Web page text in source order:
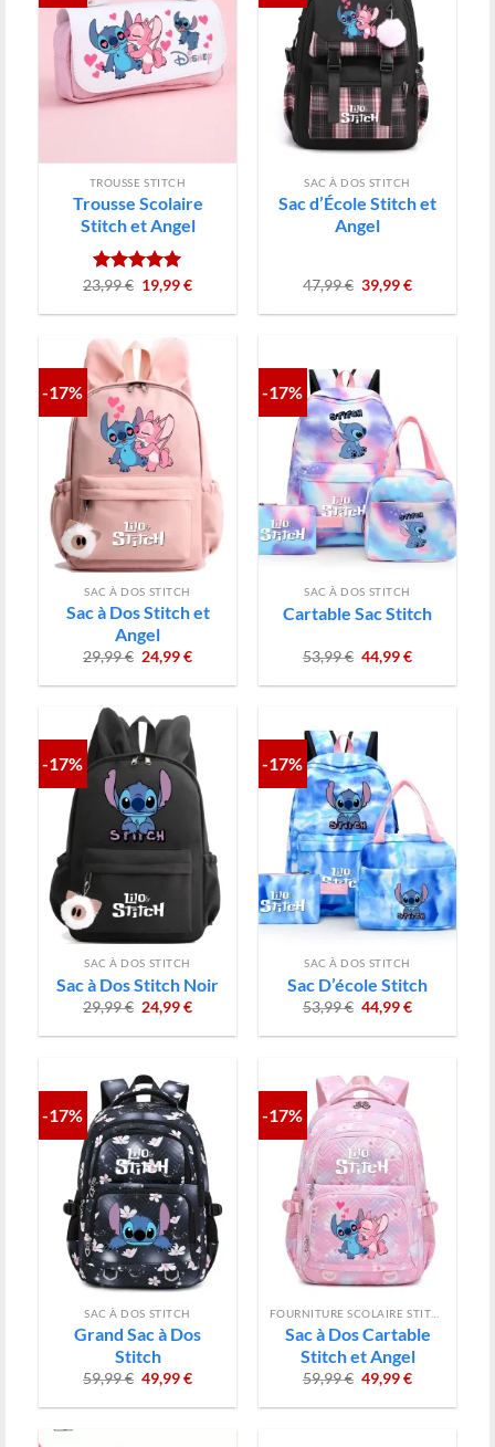
TROUSSE STITCH
Trousse Scolaire
Stitch et Angel
Note 5.00
23,99€ Le
prix
initial
23,99 €.
19,99€Le
actuel
SAC À DOS STITCH
Sac d’École Stitch et
Angel
47,99€ Le
prix
initial
39,99€Le
actuel
-17%
SAC À DOS STITCH
Sac à Dos Stitch et
Angel
29,99€ Le
prix
initial
29,99 €.
24,99€Le
actuel
-17%
SAC À DOS STITCH
Cartable Sac Stitch
53,99€ Le
prix
initial
44,99€Le
actuel
-17%
SAC À DOS STITCH
Sac à Dos Stitch Noir
29,99€ Le
prix
initial
24,99€Le
actuel
-17%
SAC À DOS STITCH
Sac D’école Stitch
53,99€ Le
prix
initial
44,99€Le
actuel
-17%
SAC À DOS STITCH
Grand Sac à Dos
Stitch
59,99€ Le
prix
initial
49,99€Le
actuel
-17%
Sac à Dos Cartable
Stitch et Angel
59,99€ Le
prix
initial
49,99€Le
actuel